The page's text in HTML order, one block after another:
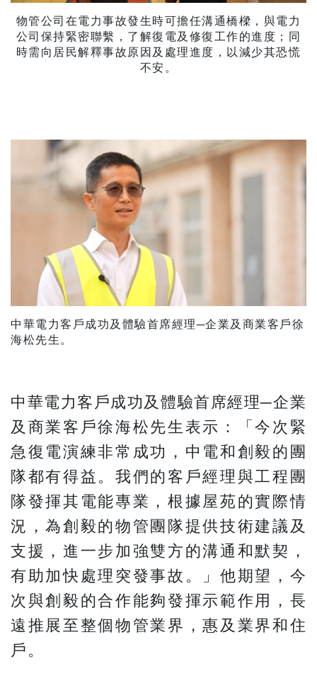
物管公司在電力事故發生時可擔任溝通橋樑，與電力
公司保持緊密聯繫，了解復電及修復工作的進度；同
時需向居民解釋事故原因及處理進度，以減少其恐慌
不安。
中華電力客戶成功及體驗首席經理─企業及商業客戶徐
海松先生。
中華電力客戶成功及體驗首席經理─企業
及商業客戶徐海松先生表示：「今次緊
急復電演練非常成功，中電和創毅的團
隊都有得益。我們的客戶經理與工程團
隊發揮其電能專業，根據屋苑的實際情
況，為創毅的物管團隊提供技術建議及
支援，進一步加強雙方的溝通和默契，
有助加快處理突發事故。」他期望，今
次與創毅的合作能夠發揮示範作用，長
遠推展至整個物管業界，惠及業界和住
戶。